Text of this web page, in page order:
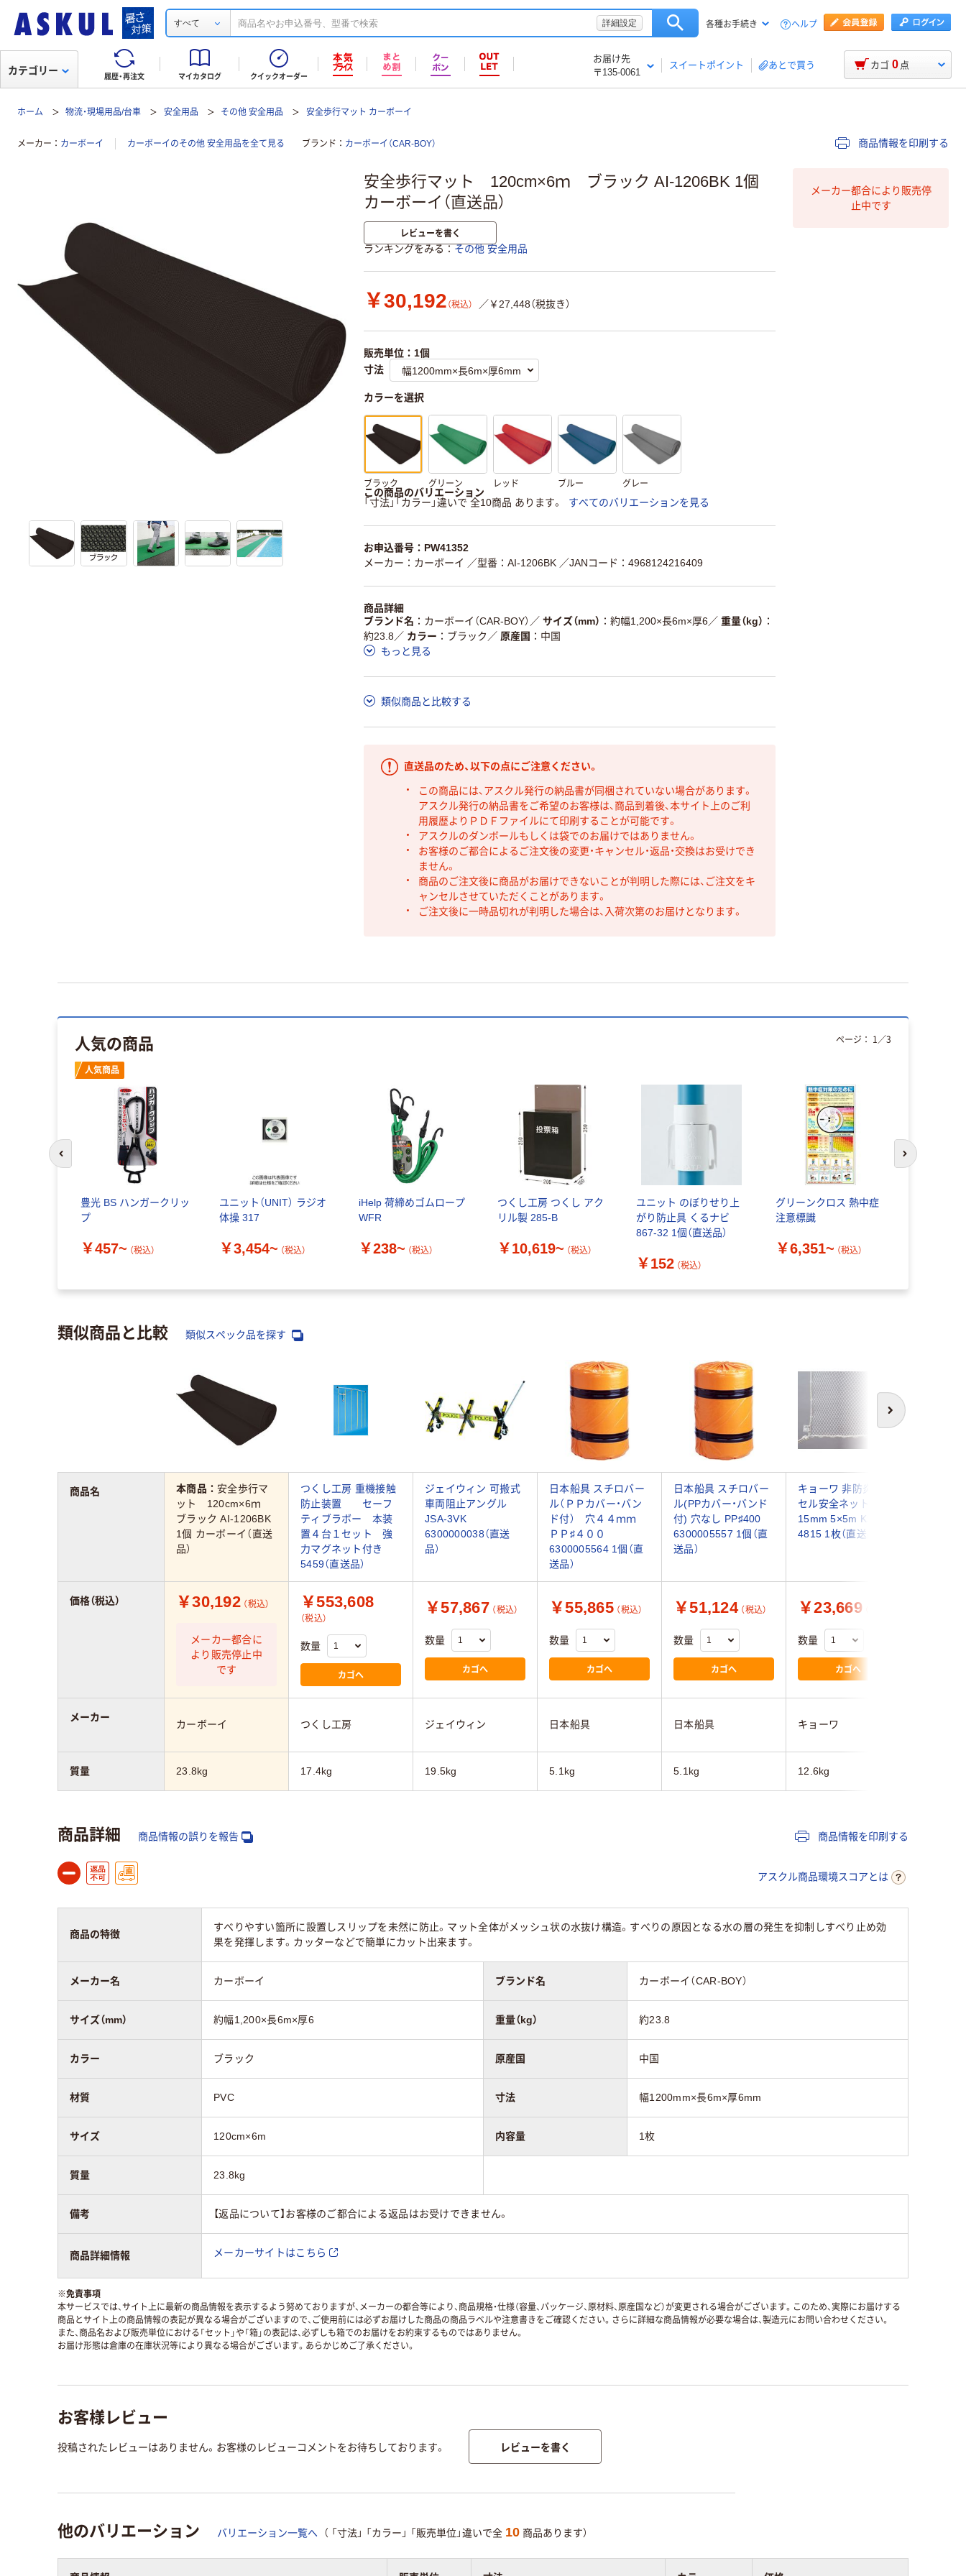
すべて 詳細設定 各種お手続き ヘルプ
履歴・再注文 マイカタログ クイックオーダー
お届け先
〒135-0061
スイートポイント あとで買う
カテゴリー カゴ 0 点
ホーム 物流・現場用品/台車 安全用品 その他 安全用品 安全歩行マット カーボーイ
メーカー カーボーイ カーボーイのその他 安全用品を全て見る ブランド カーボーイ（CAR-BOY） 商品情報を印刷する
安全歩行マット 120cm×6ｍ ブラック AI-1206BK 1個
カーボーイ（直送品）
レビューを書く
ランキングをみる その他 安全用品
￥30,192 （税込） ／￥27,448（税抜き）
販売単位：1個
寸法
カラーを選択
ブラック グリーン レッド ブルー グレー
この商品のバリエーション
「寸法」「カラー」違いで 全10商品 あります。
すべてのバリエーションを見る
お申込番号：PW41352
メーカー：カーボーイ ／型番：AI-1206BK ／JANコード：4968124216409
商品詳細
ブランド名
カーボーイ（CAR-BOY） ／ サイズ（mm） 約幅1,200×長6m×厚6／ 重量（kg）
約23.8 ／ カラー ブラック ／ 原産国
中国
もっと見る
類似商品と比較する
直送品のため、以下の点にご注意ください。
この商品には、アスクル発行の納品書が同梱されていない場合があります。
アスクル発行の納品書をご希望のお客様は、商品到着後、本サイト上のご利
用履歴よりＰＤＦファイルにて印刷することが可能です。
アスクルのダンボールもしくは袋でのお届けではありません。
お客様のご都合によるご注文後の変更・キャンセル・返品・交換はお受けでき
ません。
商品のご注文後に商品がお届けできないことが判明した際には、ご注文をキ
ャンセルさせていただくことがあります。
ご注文後に一時品切れが判明した場合は、入荷次第のお届けとなります。
メーカー都合により販売停
止中です
人気の商品
人気商品
豊光 BS ハンガークリッ
プ
￥457~ （税込）
ユニット（UNIT） ラジオ
体操 317
￥3,454~ （税込）
iHelp 荷締めゴムロープ
WFR
￥238~ （税込）
つくし工房 つくし アク
リル製 285-B
￥10,619~ （税込）
ユニット のぼりせり上
がり防止具 くるナビ
867-32 1個（直送品）
￥152 （税込）
グリーンクロス 熱中症
注意標識
￥6,351~ （税込）
ページ： 1 ／3
前のスライドへ 次のスライド
類似商品と比較 類似スペック品を探す
次へ
本商品：安全歩行マ
ット 120cm×6ｍ
ブラック AI-1206BK
1個 カーボーイ（直送
品）
つくし工房 重機接触
防止装置 セーフ
ティブラボー 本装
置４台１セット 強
力マグネット付き
5459（直送品）
ジェイウィン 可搬式
車両阻止アングル
JSA-3VK
6300000038（直送
品）
日本船具 スチロバー
ル（ＰＰカバー・バン
ド付） 穴４４ｍｍ
ＰＰ♯４００
6300005564 1個（直
送品）
日本船具 スチロバー
ル(PPカバー・バンド
付) 穴なし PP♯400
6300005557 1個（直
送品）
キョーワ 非防炎ラッ
セル安全ネット 目合
15mm 5×5m KSK-
4815 1枚（直送品）
￥30,192 （税込）
メーカー都合に
より販売停止中
です
￥553,608
（税込）
数量
カゴへ
￥57,867 （税込）
数量
カゴへ
￥55,865 （税込）
数量
カゴへ
￥51,124 （税込）
数量
カゴへ
￥23,669
数量
カゴへ
カーボーイ つくし工房 ジェイウィン 日本船具 日本船具 キョーワ
23.8kg 17.4kg 19.5kg 5.1kg 5.1kg 12.6kg
商品名
価格（税込）
メーカー
質量
商品詳細 商品情報の誤りを報告 商品情報を印刷する
アスクル商品環境スコアとは
商品の特徴
すべりやすい箇所に設置しスリップを未然に防止。マット全体がメッシュ状の水抜け構造。すべりの原因となる水の層の発生を抑制しすべり止め効
果を発揮します。カッターなどで簡単にカット出来ます。
メーカー名 カーボーイ ブランド名 カーボーイ（CAR-BOY）
サイズ（mm） 約幅1,200×長6m×厚6 重量（kg） 約23.8
カラー ブラック 原産国 中国
材質 PVC 寸法 幅1200mm×長6m×厚6mm
サイズ 120cm×6m 内容量 1枚
質量 23.8kg
備考 【返品について】お客様のご都合による返品はお受けできません。
商品詳細情報 メーカーサイトはこちら
※免責事項
本サービスでは、サイト上に最新の商品情報を表示するよう努めておりますが、メーカーの都合等により、商品規格・仕様（容量、パッケージ、原材料、原産国など）が変更される場合がございます。このため、実際にお届けする
商品とサイト上の商品情報の表記が異なる場合がございますので、ご使用前には必ずお届けした商品の商品ラベルや注意書きをご確認ください。さらに詳細な商品情報が必要な場合は、製造元にお問い合わせください。
また、商品名および販売単位における「セット」や「箱」の表記は、必ずしも箱でのお届けをお約束するものではありません。
お届け形態は倉庫の在庫状況等により異なる場合がございます。あらかじめご了承ください。
お客様レビュー
投稿されたレビューはありません。お客様のレビューコメントをお待ちしております。 レビューを書く
他のバリエーション バリエーション一覧へ （ 「寸法」 「カラー」 「販売単位」違いで全 10 商品あります）